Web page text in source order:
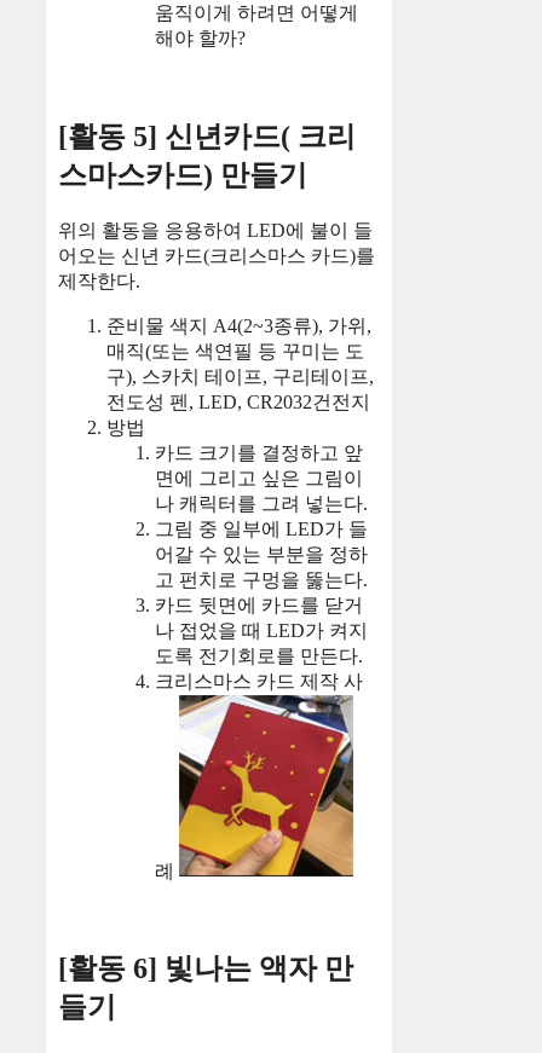
움직이게 하려면 어떻게
해야 할까?
[활동 5] 신년카드( 크리
스마스카드) 만들기
위의 활동을 응용하여 LED에 불이 들
어오는 신년 카드(크리스마스 카드)를
제작한다.
준비물 색지 A4(2~3종류), 가위,
매직(또는 색연필 등 꾸미는 도
구), 스카치 테이프, 구리테이프,
전도성 펜, LED, CR2032건전지
방법
카드 크기를 결정하고 앞
면에 그리고 싶은 그림이
나 캐릭터를 그려 넣는다.
그림 중 일부에 LED가 들
어갈 수 있는 부분을 정하
고 펀치로 구멍을 뚫는다.
카드 뒷면에 카드를 닫거
나 접었을 때 LED가 켜지
도록 전기회로를 만든다.
크리스마스 카드 제작 사
례
[활동 6] 빛나는 액자 만
들기